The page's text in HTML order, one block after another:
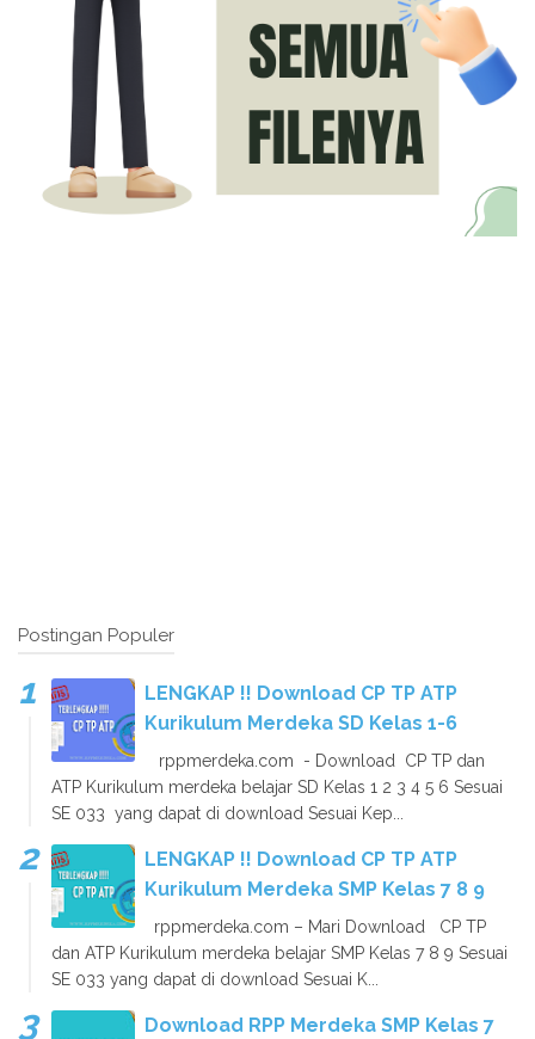
Postingan Populer
LENGKAP !! Download CP TP ATP
Kurikulum Merdeka SD Kelas 1-6
rppmerdeka.com - Download CP TP dan
ATP Kurikulum merdeka belajar SD Kelas 1 2 3 4 5 6 Sesuai
SE 033 yang dapat di download Sesuai Kep...
LENGKAP !! Download CP TP ATP
Kurikulum Merdeka SMP Kelas 7 8 9
rppmerdeka.com – Mari Download CP TP
dan ATP Kurikulum merdeka belajar SMP Kelas 7 8 9 Sesuai
SE 033 yang dapat di download Sesuai K...
Download RPP Merdeka SMP Kelas 7